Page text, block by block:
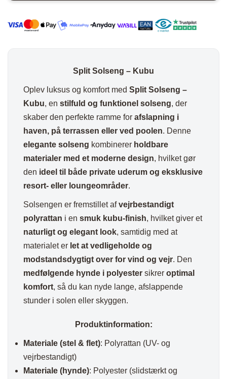
Split Solseng – Kubu
Oplev luksus og komfort med Split Solseng –
Kubu, en stilfuld og funktionel solseng, der
skaber den perfekte ramme for afslapning i
haven, på terrassen eller ved poolen. Denne
elegante solseng kombinerer holdbare
materialer med et moderne design, hvilket gør
den ideel til både private uderum og eksklusive
resort- eller loungeområder.
Solsengen er fremstillet afvejrbestandigt
polyrattan i en smuk kubu-finish, hvilket giver et
naturligt og elegant look, samtidig med at
materialet er let at vedligeholde og
modstandsdygtigt over for vind og vejr. Den
medfølgende hynde i polyester sikrer optimal
komfort, så du kan nyde lange, afslappende
stunder i solen eller skyggen.
Produktinformation:
Materiale (stel & flet): Polyrattan (UV- og
vejrbestandigt)
Materiale (hynde): Polyester (slidstærkt og